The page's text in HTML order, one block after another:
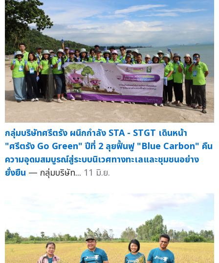
กลุ่มบริษัทศรีตรัง ผนึกกำลัง STA - STGT เดินหน้า
"ศรีตรัง Go Green" ปีที่ 2 ลุยฟื้นฟู "Blue Carbon" คืน
ความอุดมสมบูรณ์สู่ระบบนิเวศทางทะเลและชุมชนอย่าง
ยั่งยืน — กลุ่มบริษัท... 11 มิ.ย.